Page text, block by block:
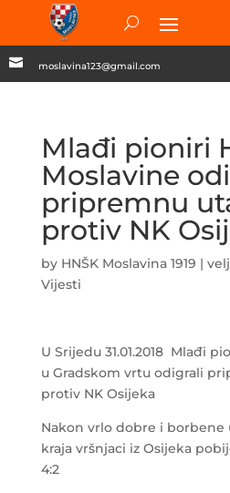
 moslavina123@gmail.com
Mlađi pioniri
Moslavine
pripremnu
protiv NK
by HNŠK Moslavina 1919 |
Vijesti
U Srijedu 31.01.2018 Mlađi
u Gradskom vrtu odigrali
protiv NK Osijeka
Nakon vrlo dobre i borbene
kraja vršnjaci iz Osijeka
4:2